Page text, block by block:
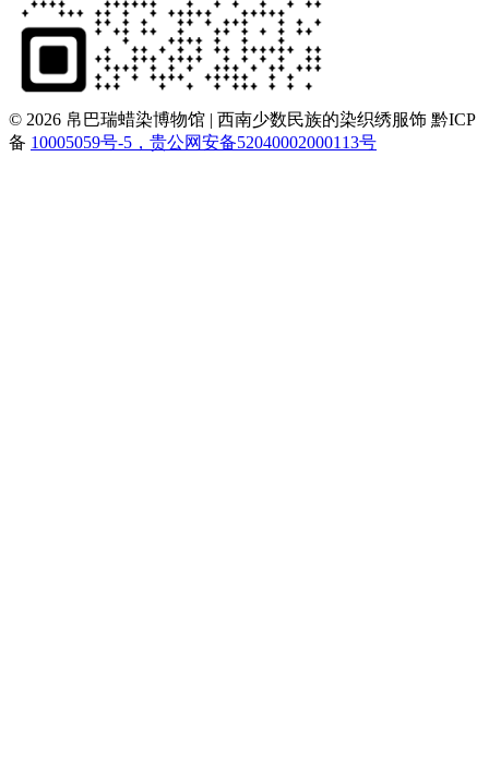
© 2026 帛巴瑞蜡染博物馆 | 西南少数民族的染织绣服饰 黔ICP
备 10005059号-5，贵公网安备52040002000113号